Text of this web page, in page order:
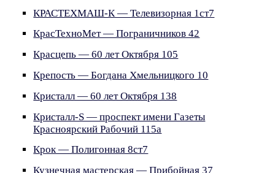
КРАСТЕХМАШ-К — Телевизорная 1ст7
КрасТехноМет — Пограничников 42
Красцепь — 60 лет Октября 105
Крепость — Богдана Хмельницкого 10
Кристалл — 60 лет Октября 138
Кристалл-S — проспект имени Газеты
Красноярский Рабочий 115а
Крок — Полигонная 8ст7
Кузнечная мастерская — Прибойная 37